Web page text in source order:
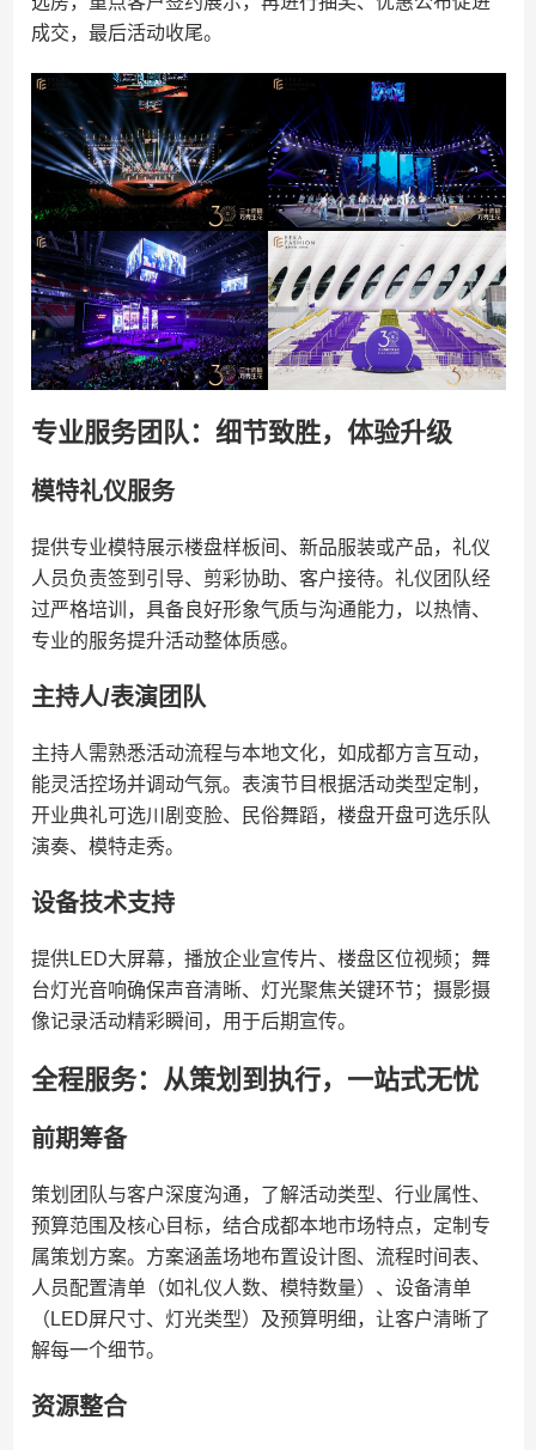
成交，最后活动收尾。
专业服务团队：细节致胜，体验升级
模特礼仪服务
提供专业模特展示楼盘样板间、新品服装或产品，礼仪
人员负责签到引导、剪彩协助、客户接待。礼仪团队经
过严格培训，具备良好形象气质与沟通能力，以热情、
专业的服务提升活动整体质感。
主持人/表演团队
主持人需熟悉活动流程与本地文化，如成都方言互动，
能灵活控场并调动气氛。表演节目根据活动类型定制，
开业典礼可选川剧变脸、民俗舞蹈，楼盘开盘可选乐队
演奏、模特走秀。
设备技术支持
提供LED大屏幕，播放企业宣传片、楼盘区位视频；舞
台灯光音响确保声音清晰、灯光聚焦关键环节；摄影摄
像记录活动精彩瞬间，用于后期宣传。
全程服务：从策划到执行，一站式无忧
前期筹备
策划团队与客户深度沟通，了解活动类型、行业属性、
预算范围及核心目标，结合成都本地市场特点，定制专
属策划方案。方案涵盖场地布置设计图、流程时间表、
人员配置清单（如礼仪人数、模特数量）、设备清单
（LED屏尺寸、灯光类型）及预算明细，让客户清晰了
解每一个细节。
资源整合